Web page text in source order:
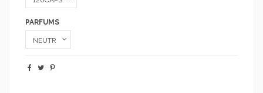
PARFUMS